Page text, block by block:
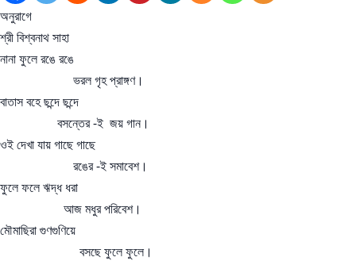
অনুরাগে
শ্রী বিশ্বনাথ সাহা
নানা ফুলে রঙে রঙে
ভরল গৃহ প্রাঙ্গণ।
বাতাস বহে ছন্দে ছন্দে
বসন্তের -ই জয়‌ গান।
ওই দেখা যায় গাছে গাছে
রঙের ‌-ই সমাবেশ।
ফুলে ফলে ঋদ্ধ ধরা
আজ মধুর পরিবেশ।
মৌমাছিরা গুণগুণিয়ে
বসছে ফুলে ফুলে।